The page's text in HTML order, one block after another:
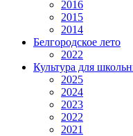
2016
2015
2014
Белгородское лето
2022
Культура для
2025
2024
2023
2022
2021